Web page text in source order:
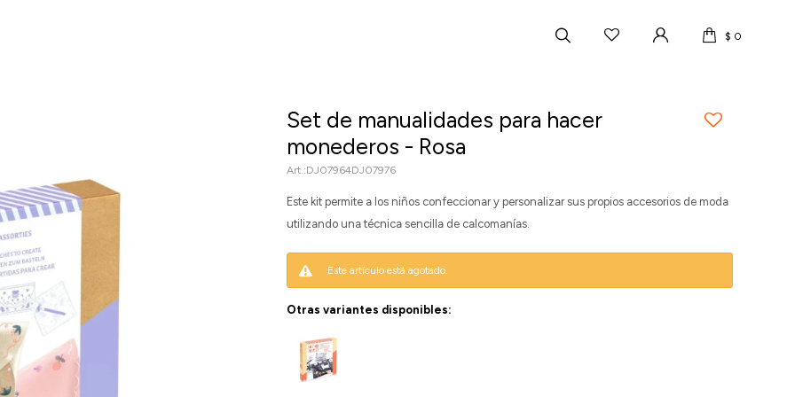
$ 0
Set de manualidades para hacer
monederos - Rosa
DJ07964DJ07976
Este kit permite a los niños confeccionar y personalizar sus propios accesorios de moda
utilizando una técnica sencilla de calcomanías.
Este artículo está agotado.
Otras variantes disponibles: